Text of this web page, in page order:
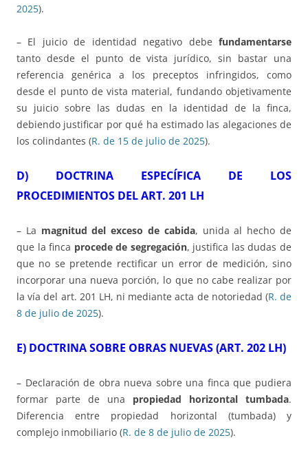
2025).
– El juicio de identidad negativo debe fundamentarse
tanto desde el punto de vista jurídico, sin bastar una
referencia genérica a los preceptos infringidos, como
desde el punto de vista material, fundando objetivamente
su juicio sobre las dudas en la identidad de la finca,
debiendo justificar por qué ha estimado las alegaciones de
los colindantes (R. de 15 de julio de 2025).
D) DOCTRINA ESPECÍFICA DE LOS
PROCEDIMIENTOS DEL ART. 201 LH
– La magnitud del exceso de cabida, unida al hecho de
que la finca procede de segregación, justifica las dudas de
que no se pretende rectificar un error de medición, sino
incorporar una nueva porción, lo que no cabe realizar por
la vía del art. 201 LH, ni mediante acta de notoriedad (R. de
8 de julio de 2025).
E) DOCTRINA SOBRE OBRAS NUEVAS (ART. 202 LH)
– Declaración de obra nueva sobre una finca que pudiera
formar parte de una propiedad horizontal tumbada.
Diferencia entre propiedad horizontal (tumbada) y
complejo inmobiliario (R. de 8 de julio de 2025).